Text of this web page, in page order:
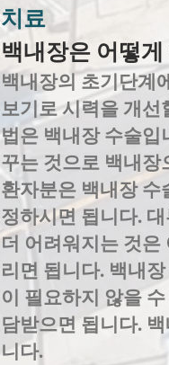
치료
백내장은 어떻
백내장의 초기단계
보기로 시력을 개
법은 백내장 수술입
꾸는 것으로 백내
환자분은 백내장
정하시면 됩니다.
더 어려워지는 것
리면 됩니다. 백내
이 필요하지 않을
담받으면 됩니다.
니다.